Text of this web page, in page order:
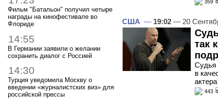
Фильм "Батальон" получил четыре
награды на кинофестивале во
Флориде
14:55
В Германии заявили о желании
сохранить диалог с Россией
14:30
Турция уведомила Москву о
введении «журналистских виз» для
российской прессы
359
США — 19:02 — 20
так
Судья
в
актера
443